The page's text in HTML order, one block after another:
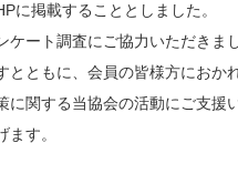
に掲載することとしました。
ケート調査にご協力いただきま
とともに、会員の皆様方におか
に関する当協会の活動にご支援
ます。